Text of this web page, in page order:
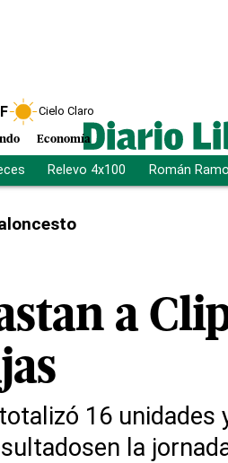
Cielo Claro
Economía
Relevo 4x100 Román
a
16 unidades
la